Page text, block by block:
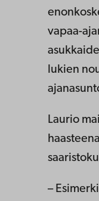
vapaa-
lukien
Laurio
–